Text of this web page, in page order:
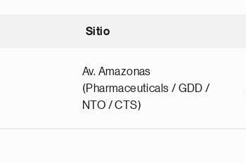
Sitio
Av. Amazonas
(Pharmaceuticals / GDD /
NTO / CTS)